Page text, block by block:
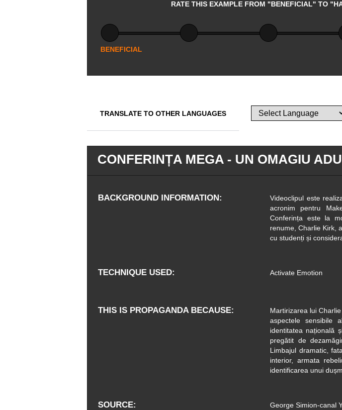
RATE THIS EXAMPLE FROM "BENEFICIAL" TO
BENEFICIAL
TRANSLATE TO OTHER LANGUAGES
CONFERINȚA MEGA - UN OMAGIU
BACKGROUND INFORMATION
Videoclipul este
acronim pentru
Conferința este la
renume, Charlie Kirk,
cu studenți și
TECHNIQUE USED Activate Emotion
THIS IS PROPAGANDA BECAUSE
Martirizarea lui
aspectele sensibile
identitatea națională
pregătit de
Limbajul dramatic,
interior, armata
identificarea unui
SOURCE George Simion-canal